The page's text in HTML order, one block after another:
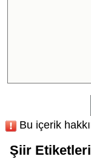
Bu içerik
Şiir